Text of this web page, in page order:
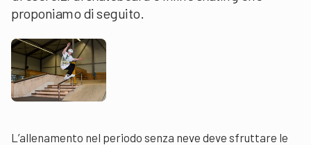
proponiamo di seguito.
L’allenamento nel periodo senza neve deve sfruttare le